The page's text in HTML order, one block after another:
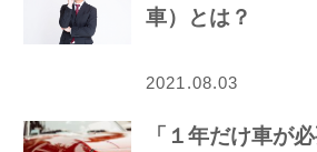
車）とは？
2021.08.03
「１年だけ車が